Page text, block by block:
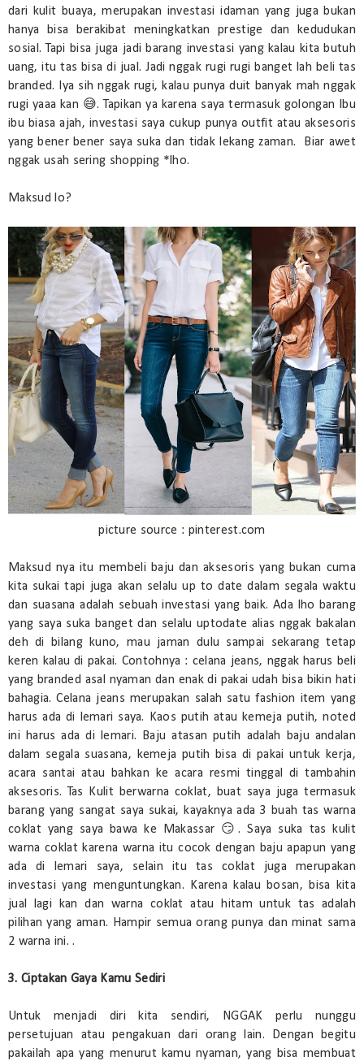
dari kulit buaya, merupakan investasi idaman yang juga bukan
hanya bisa berakibat meningkatkan prestige dan kedudukan
sosial. Tapi bisa juga jadi barang investasi yang kalau kita butuh
uang, itu tas bisa di jual. Jadi nggak rugi rugi banget lah beli tas
branded. Iya sih nggak rugi, kalau punya duit banyak mah nggak
rugi yaaa kan 😅. Tapikan ya karena saya termasuk golongan Ibu
ibu biasa ajah, investasi saya cukup punya outfit atau aksesoris
yang bener bener saya suka dan tidak lekang zaman. Biar awet
nggak usah sering shopping *lho.
Maksud lo?
picture source : pinterest.com
Maksud nya itu membeli baju dan aksesoris yang bukan cuma
kita sukai tapi juga akan selalu up to date dalam segala waktu
dan suasana adalah sebuah investasi yang baik. Ada lho barang
yang saya suka banget dan selalu uptodate alias nggak bakalan
deh di bilang kuno, mau jaman dulu sampai sekarang tetap
keren kalau di pakai. Contohnya : celana jeans, nggak harus beli
yang branded asal nyaman dan enak di pakai udah bisa bikin hati
bahagia. Celana jeans merupakan salah satu fashion item yang
harus ada di lemari saya. Kaos putih atau kemeja putih, noted
ini harus ada di lemari. Baju atasan putih adalah baju andalan
dalam segala suasana, kemeja putih bisa di pakai untuk kerja,
acara santai atau bahkan ke acara resmi tinggal di tambahin
aksesoris. Tas Kulit berwarna coklat, buat saya juga termasuk
barang yang sangat saya sukai, kayaknya ada 3 buah tas warna
coklat yang saya bawa ke Makassar 😏. Saya suka tas kulit
warna coklat karena warna itu cocok dengan baju apapun yang
ada di lemari saya, selain itu tas coklat juga merupakan
investasi yang menguntungkan. Karena kalau bosan, bisa kita
jual lagi kan dan warna coklat atau hitam untuk tas adalah
pilihan yang aman. Hampir semua orang punya dan minat sama
2 warna ini. .
3. Ciptakan Gaya Kamu Sediri
Untuk menjadi diri kita sendiri, NGGAK perlu nunggu
persetujuan atau pengakuan dari orang lain. Dengan begitu
pakailah apa yang menurut kamu nyaman, yang bisa membuat